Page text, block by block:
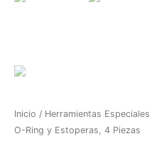
Inicio / Herramientas Especiales
O-Ring y Estoperas, 4 Piezas